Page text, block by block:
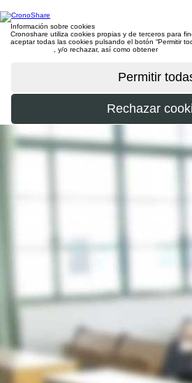
Información sobre cookies
Cronoshare utiliza cookies propias y de terceros para
aceptar todas las cookies pulsando el botón “Permitir
, y/o rechazar, así como obtener